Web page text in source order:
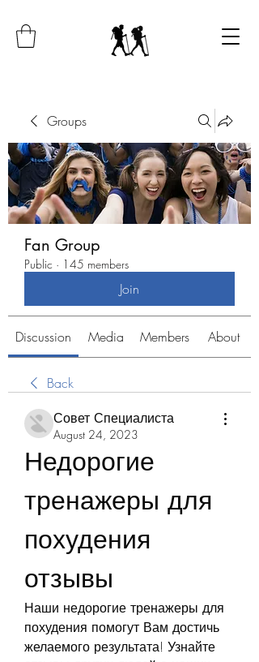
Groups
Fan Group
Public · 145 members
Join
Discussion Media Members About
Back
Совет Специалиста
August 24, 2023
Недорогие
тренажеры для
похудения
отзывы
Наши недорогие тренажеры для
похудения помогут Вам достичь
желаемого результата! Узнайте